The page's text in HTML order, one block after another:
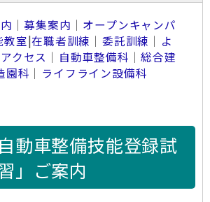
｜募集案内 ｜ オープンキャンパ
教室|在職者訓練 ｜委託訓練 ｜ よ
アクセス ｜ 自動車整備科 ｜総合建
園科 ｜ ライフライン設備科
動車整備技能登録試
」ご案内